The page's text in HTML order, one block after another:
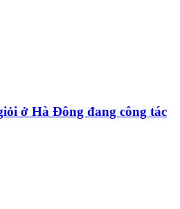
ở Hà Đông đang công tác